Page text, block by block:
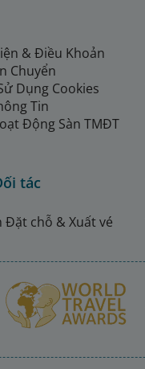
& Điều Khoản
Chuyển
Dụng Cookies
Tin
Động Sàn TMĐT
tác
Đặt chỗ & Xuất vé